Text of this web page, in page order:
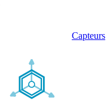
Capteurs